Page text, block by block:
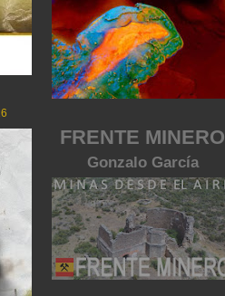
FRENTE MINERO
Gonzalo García